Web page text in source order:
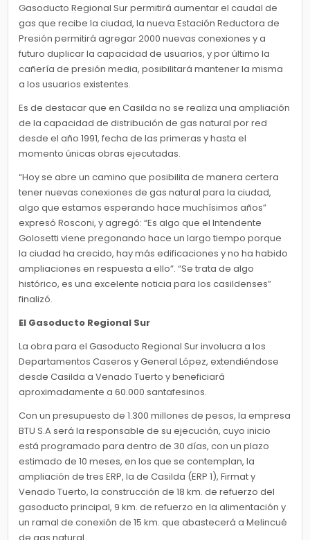
Gasoducto Regional Sur permitirá aumentar el caudal de
gas que recibe la ciudad, la nueva Estación Reductora de
Presión permitirá agregar 2000 nuevas conexiones y a
futuro duplicar la capacidad de usuarios, y por último la
cañería de presión media, posibilitará mantener la misma
a los usuarios existentes.
Es de destacar que en Casilda no se realiza una ampliación
de la capacidad de distribución de gas natural por red
desde el año 1991, fecha de las primeras y hasta el
momento únicas obras ejecutadas.
“Hoy se abre un camino que posibilita de manera certera
tener nuevas conexiones de gas natural para la ciudad,
algo que estamos esperando hace muchísimos años”
expresó Rosconi, y agregó: “Es algo que el Intendente
Golosetti viene pregonando hace un largo tiempo porque
la ciudad ha crecido, hay más edificaciones y no ha habido
ampliaciones en respuesta a ello”. “Se trata de algo
histórico, es una excelente noticia para los casildenses”
finalizó.
El Gasoducto Regional Sur
La obra para el Gasoducto Regional Sur involucra a los
Departamentos Caseros y General López, extendiéndose
desde Casilda a Venado Tuerto y beneficiará
aproximadamente a 60.000 santafesinos.
Con un presupuesto de 1.300 millones de pesos, la empresa
BTU S.A será la responsable de su ejecución, cuyo inicio
está programado para dentro de 30 días, con un plazo
estimado de 10 meses, en los que se contemplan, la
ampliación de tres ERP, la de Casilda (ERP 1), Firmat y
Venado Tuerto, la construcción de 18 km. de refuerzo del
gasoducto principal, 9 km. de refuerzo en la alimentación y
un ramal de conexión de 15 km. que abastecerá a Melincué